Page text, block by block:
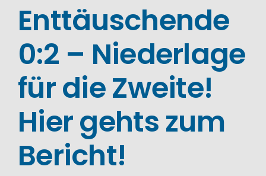
Enttäuschende
0:2 – Niederlage
für die Zweite!
Hier gehts zum
Bericht!